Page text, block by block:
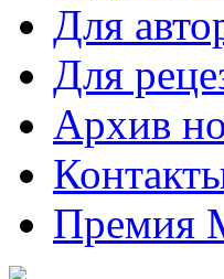
Для
Для
Архив